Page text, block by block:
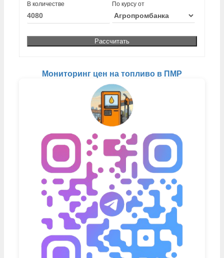
В количестве По курсу от
Мониторинг цен на топливо в ПМР